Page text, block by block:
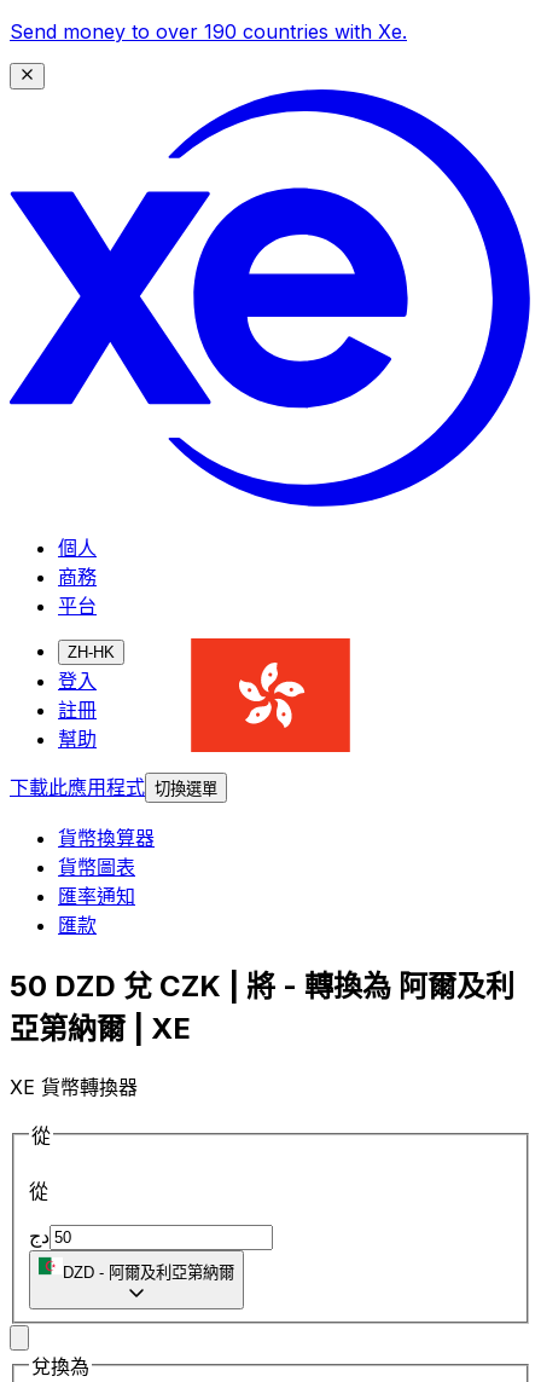
Send money to over 190 countries with Xe.
個人
商務
平台
ZH-HK
登入
註冊
幫助
下載此應用程式 切換選單
貨幣換算器
貨幣圖表
匯率通知
匯款
50 DZD 兌 CZK | 將 - 轉換為 阿爾及利
亞第納爾 | XE
XE 貨幣轉換器
從
從
دج
DZD - 阿爾及利亞第納爾
兌換為